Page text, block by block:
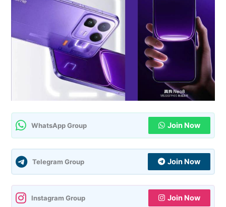
WhatsApp Group Join Now
Telegram Group Join Now
Instagram Group Join Now